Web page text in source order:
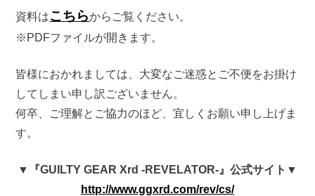
資料はこちらからご覧ください。
※PDFファイルが開きます。
皆様におかれましては、大変なご迷惑とご不便をお掛け
してしまい申し訳ございません。
何卒、ご理解とご協力のほど、宜しくお願い申し上げま
す。
▼『GUILTY GEAR Xrd -REVELATOR-』公式サイト▼
http://www.ggxrd.com/rev/cs/